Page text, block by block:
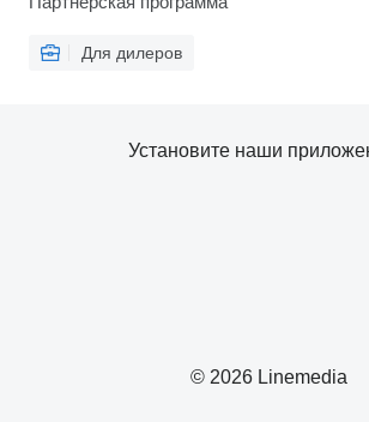
Для дилеров
© 2026 Linemedia
Установите наши